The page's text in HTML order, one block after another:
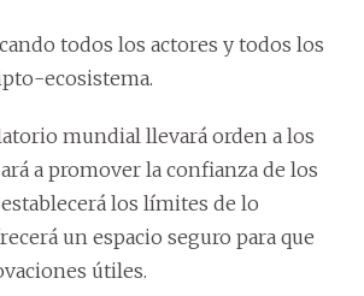
todos los actores y todos los
ecosistema.
mundial llevará orden a los
a promover la confianza de los
los límites de lo
un espacio seguro para que
útiles.